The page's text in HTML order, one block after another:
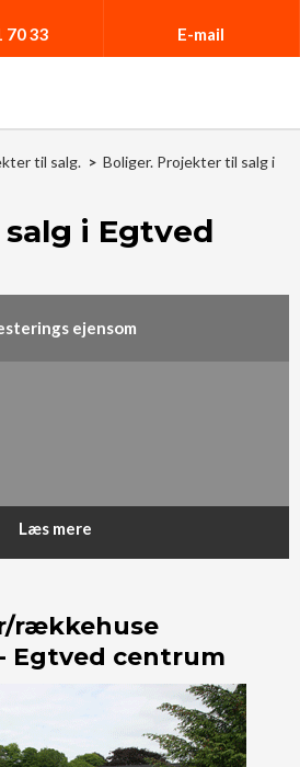
70 33​ E-mail
til salg. > Boliger. Projekter til salg i
i Egtved
ejensom
Læs mere
rækkehuse
Egtved centrum